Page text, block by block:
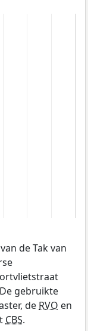
van de Tak van
gebruikte
deRVO en
CBS.